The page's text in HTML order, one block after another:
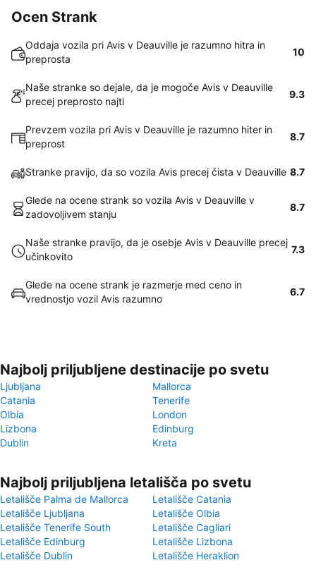
Ocen Strank
Oddaja vozila pri Avis v Deauville je razumno hitra in
preprosta
10
Naše stranke so dejale, da je mogoče Avis v Deauville
precej preprosto najti
9.3
Prevzem vozila pri Avis v Deauville je razumno hiter in
preprost
8.7
Stranke pravijo, da so vozila Avis precej čista v Deauville 8.7
Glede na ocene strank so vozila Avis v Deauville v
zadovoljivem stanju
8.7
Naše stranke pravijo, da je osebje Avis v Deauville precej
učinkovito
7.3
Glede na ocene strank je razmerje med ceno in
vrednostjo vozil Avis razumno
6.7
Najbolj priljubljene destinacije po svetu
Ljubljana
Mallorca
Catania
Tenerife
Olbia
London
Lizbona
Edinburg
Dublin
Kreta
Najbolj priljubljena letališča po svetu
Letališče Palma de Mallorca
Letališče Catania
Letališče Ljubljana
Letališče Olbia
Letališče Tenerife South
Letališče Cagliari
Letališče Edinburg
Letališče Lizbona
Letališče Dublin
Letališče Heraklion